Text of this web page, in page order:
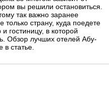
вы решили остановиться.
так важно заранее
только страну, куда поедете
гостиницу, в которой
Обзор лучших отелей Абу-
в статье.